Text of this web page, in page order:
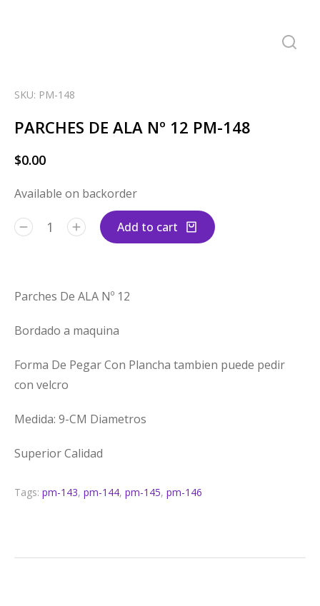
SKU: PM-148
PARCHES DE ALA Nº 12 PM-148
$0.00
Available on backorder
Add to cart
Parches De ALA Nº 12
Bordado a maquina
Forma De Pegar Con Plancha tambien puede pedir
con velcro
Medida: 9-CM Diametros
Superior Calidad
Tags: pm-143, pm-144, pm-145, pm-146